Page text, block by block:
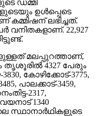
ഡമ്മി
ഉള്‍പ്പെടെ
കമ്മിഷന് ലഭിച്ചത്.
വനിതകളാണ്. 22,927
മലപ്പുറത്താണ്,
തൃശൂരില്‍ 4327 പേരും
കോഴിക്കോട്-3775,
പാലക്കാട്-3459,
2317,
1340
സ്ഥാനാര്‍ഥികളുടെ